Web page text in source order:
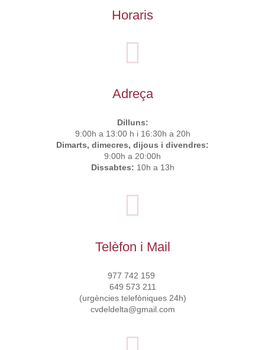
Horaris
Adreça
Dilluns:
9:00h a 13:00 h i 16:30h a 20h
Dimarts, dimecres, dijous i divendres:
9:00h a 20:00h
Dissabtes: 10h a 13h
Telèfon i Mail
977 742 159
649 573 211
(urgències telefòniques 24h)
cvdeldelta@gmail.com